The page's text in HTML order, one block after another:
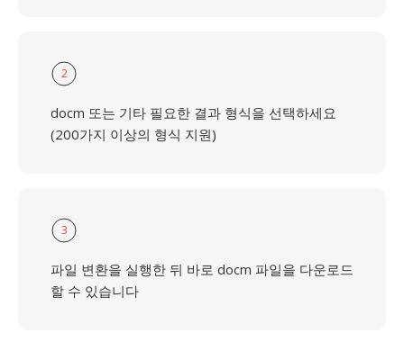
2
docm 또는 기타 필요한 결과 형식을 선택하세요
(200가지 이상의 형식 지원)
3
파일 변환을 실행한 뒤 바로 docm 파일을 다운로드
할 수 있습니다